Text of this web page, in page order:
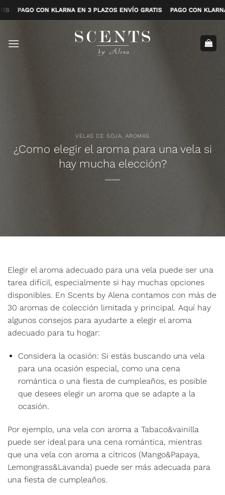
Saltar
al
PAGO CON KLARNA EN 3 PLAZOS ENVÍO GRATIS PAGO CON
VELAS DE SOJA, AROMAS
¿Como elegir el aroma para una vela si
hay mucha elección?
Elegir el aroma adecuado para una vela puede ser una
tarea difícil, especialmente si hay muchas opciones
disponibles. En Scents by Alena contamos con más de
30 aromas de colección limitada y principal. Aquí hay
algunos consejos para ayudarte a elegir el aroma
adecuado para tu hogar:
Considera la ocasión: Si estás buscando una vela
para una ocasión especial, como una cena
romántica o una fiesta de cumpleaños, es posible
que desees elegir un aroma que se adapte a la
ocasión.
Por ejemplo, una vela con aroma a Tabaco&vainilla
puede ser ideal para una cena romántica, mientras
que una vela con aroma a cítricos (Mango&Papaya,
Lemongrass&Lavanda) puede ser más adecuada para
una fiesta de cumpleaños.